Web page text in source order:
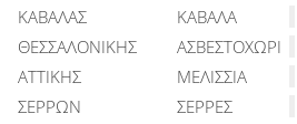
ΚΑΒΑΛΑΣ
ΚΑΒΑΛΑ
ΘΕΣΣΑΛΟΝΙΚΗΣ
ΑΣΒΕΣΤΟΧΩΡΙ
ΑΤΤΙΚΗΣ
ΜΕΛΙΣΣΙΑ
ΣΕΡΡΩΝ
ΣΕΡΡΕΣ